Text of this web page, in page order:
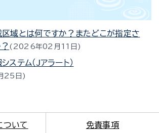
域とは何ですか？またどこが指定さ
2026年02月11日
ステム（Jアラート）
25日
ついて 免責事項